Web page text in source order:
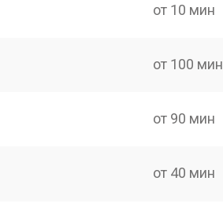
от 10 мин
от 100 мин
от 90 мин
от 40 мин